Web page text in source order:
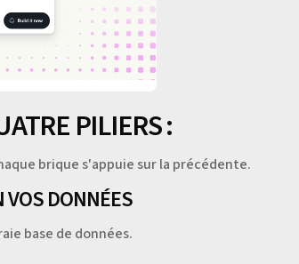
PILIERS :
brique s'appuie sur la précédente.
DONNÉES
base de données.